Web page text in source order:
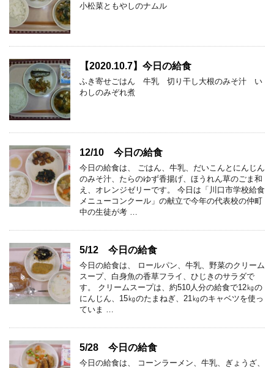
小松菜ともやしのナムル
【2020.10.7】今日の給食
ふき寄せごはん 牛乳 切り干し大根のみそ汁 い
わしのみぞれ煮
12/10 今日の給食
今日の給食は、 ごはん、牛乳、だいこんとにんじん
のみそ汁、たらのゆず香揚げ、ほうれん草のごま和
え、オレンジゼリーです。 今日は「川口市学校給食
メニューコンクール」の献立で今年の代表校の仲町
中の生徒が考 …
5/12 今日の給食
今日の給食は、 ロールパン、牛乳、野菜のクリーム
スープ、白身魚の香草フライ、ひじきのサラダで
す。 クリームスープは、約510人分の給食で12㎏の
にんじん、15㎏のたまねぎ、21㎏のキャベツを使っ
ていま …
5/28 今日の給食
今日の給食は、 コーンラーメン、牛乳、ぎょうざ、